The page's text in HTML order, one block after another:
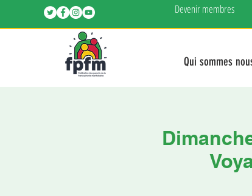
Devenir membres
Qui sommes